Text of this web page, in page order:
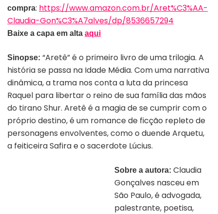
compra: https://www.amazon.com.br/Aret%C3%AA-
Claudia-Gon%C3%A7alves/dp/8536657294
Baixe a capa em alta aqui
Sinopse: “Aretê” é o primeiro livro de uma trilogia. A
história se passa na Idade Média. Com uma narrativa
dinâmica, a trama nos conta a luta da princesa
Raquel para libertar o reino de sua família das mãos
do tirano Shur. Aretê é a magia de se cumprir com o
próprio destino, é um romance de ficção repleto de
personagens envolventes, como o duende Arquetu,
a feiticeira Safira e o sacerdote Lúcius.
Sobre a autora: Claudia
Gonçalves nasceu em
São Paulo, é advogada,
palestrante, poetisa,